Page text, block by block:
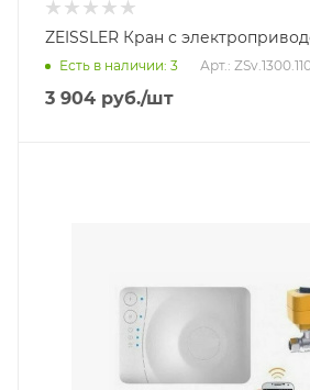
ZEISSLER Кран с
Есть в наличии: 3 Арт.:
3 904 руб./шт